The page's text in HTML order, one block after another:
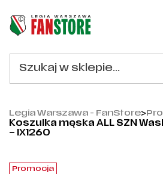
Legia Warszawa - FanStore>
Koszulka męska ALL SZN
– IX1260
Promocja